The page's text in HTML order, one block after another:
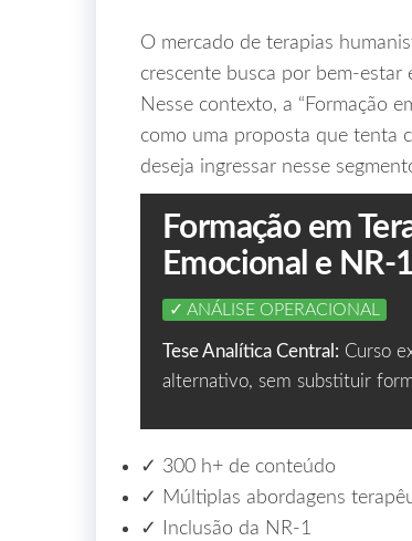
O mercado de terapias
crescente busca por
Nesse contexto, a “Formação
como uma proposta que tenta
deseja ingressar nesse
Formação em
Emocional e NR‑1
✓ ANÁLISE OPERACIONAL
Tese Analítica Central: Curso
alternativo, sem substituir
✓ 300 h+ de conteúdo
✓ Múltiplas abordagens
✓ Inclusão da NR‑1